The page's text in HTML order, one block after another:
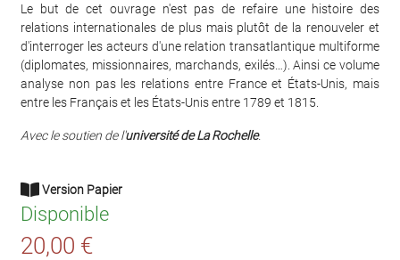
Le but de cet ouvrage n'est pas de refaire une histoire des
relations internationales de plus mais plutôt de la renouveler et
d'interroger les acteurs d'une relation transatlantique multiforme
(diplomates, missionnaires, marchands, exilés…). Ainsi ce volume
analyse non pas les relations entre France et États-Unis, mais
entre les Français et les États-Unis entre 1789 et 1815.
Avec le soutien de l'université de La Rochelle.
Version Papier
Disponible
20,00 €